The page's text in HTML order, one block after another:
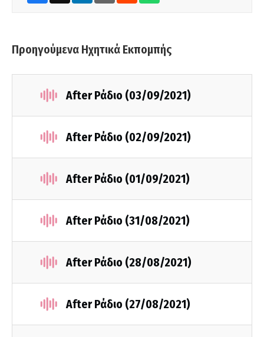
Προηγούμενα Ηχητικά Εκπομπής
After Ράδιο (03/09/2021)
After Ράδιο (02/09/2021)
After Ράδιο (01/09/2021)
After Ράδιο (31/08/2021)
After Ράδιο (28/08/2021)
After Ράδιο (27/08/2021)